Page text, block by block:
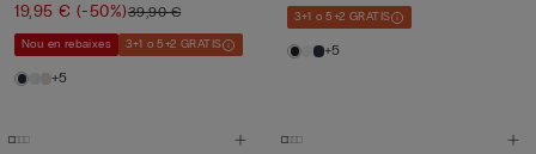
19,95 €(-50%)39,90 €
Nou en rebaixes 3+1 o 5+2 GRATIS
+5
3+1 o 5+2 GRATIS
+5